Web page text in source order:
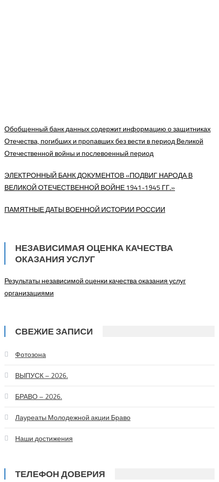
Обобщенный банк данных содержит информацию о защитниках
Отечества, погибших и пропавших без вести в период Великой
Отечественной войны и послевоенный период
ЭЛЕКТРОННЫЙ БАНК ДОКУМЕНТОВ «ПОДВИГ НАРОДА В
ВЕЛИКОЙ ОТЕЧЕСТВЕННОЙ ВОЙНЕ 1941-1945 ГГ.»
ПАМЯТНЫЕ ДАТЫ ВОЕННОЙ ИСТОРИИ РОССИИ
НЕЗАВИСИМАЯ ОЦЕНКА КАЧЕСТВА
ОКАЗАНИЯ УСЛУГ
Результаты независимой оценки качества оказания услуг
организациями
СВЕЖИЕ ЗАПИСИ
Фотозона
ВЫПУСК – 2026.
БРАВО – 2026.
Лауреаты Молодежной акции Браво
Наши достижения
ТЕЛЕФОН ДОВЕРИЯ